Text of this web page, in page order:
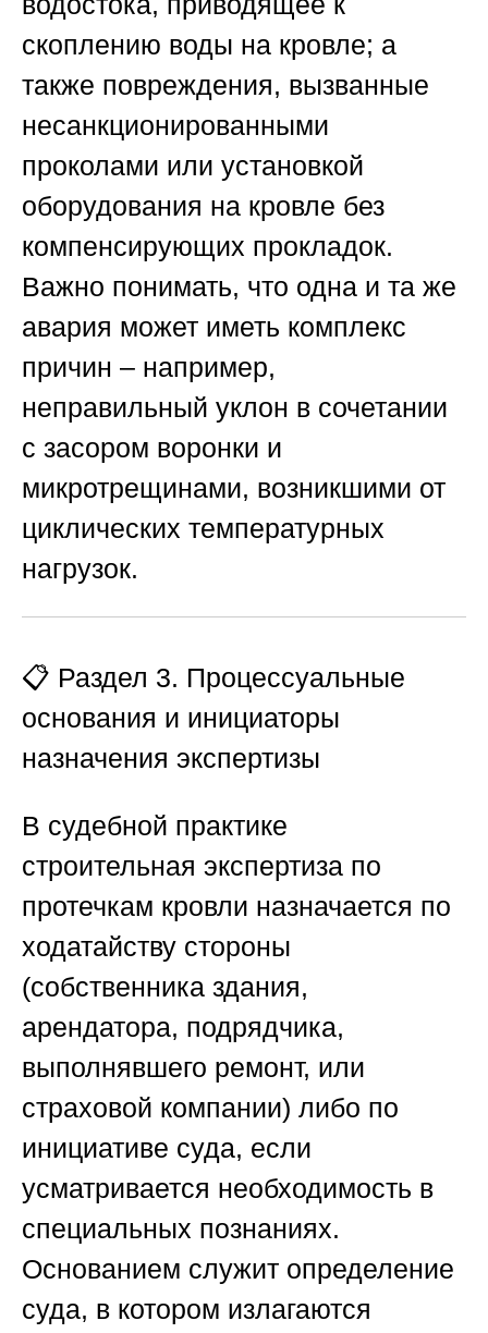
скоплению воды на кровле; а
также повреждения, вызванные
несанкционированными
проколами или установкой
оборудования на кровле без
компенсирующих прокладок.
Важно понимать, что одна и та же
авария может иметь комплекс
причин – например,
неправильный уклон в сочетании
с засором воронки и
микротрещинами, возникшими от
циклических температурных
нагрузок.
📋 Раздел 3. Процессуальные
основания и инициаторы
назначения экспертизы
В судебной практике
строительная экспертиза по
протечкам кровли назначается по
ходатайству стороны
(собственника здания,
арендатора, подрядчика,
выполнявшего ремонт, или
страховой компании) либо по
инициативе суда, если
усматривается необходимость в
специальных познаниях.
Основанием служит определение
суда, в котором излагаются